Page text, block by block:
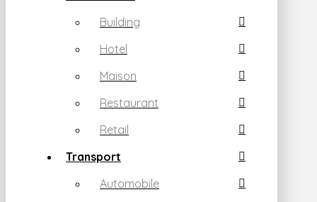
Building
Hotel
Maison
Restaurant
Retail
Transport
Automobile